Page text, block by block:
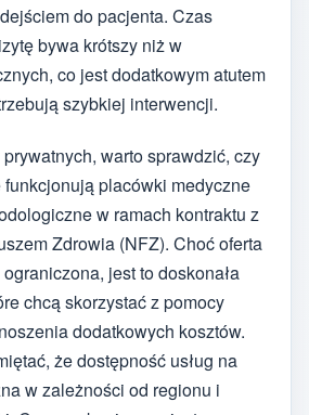
do pacjenta. Czas
bywa krótszy niż w
co jest dodatkowym atutem
szybkiej interwencji.
warto sprawdzić, czy
placówki medyczne
w ramach kontraktu z
Zdrowia (NFZ). Choć oferta
jest to doskonała
chcą skorzystać z pomocy
dodatkowych kosztów.
że dostępność usług na
w zależności od regionu i